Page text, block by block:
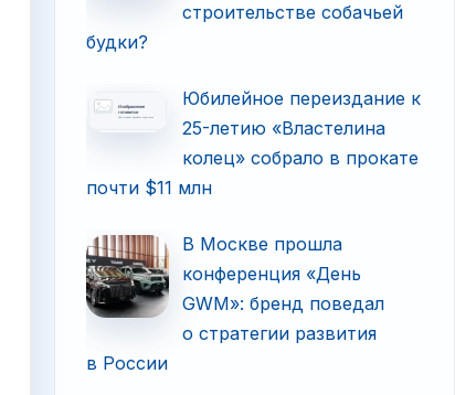
строительстве собачьей
будки?
Юбилейное переиздание к
25-летию «Властелина
колец» собрало в прокате
почти $11 млн
В Москве прошла
конференция «День
GWM»: бренд поведал
о стратегии развития
в России